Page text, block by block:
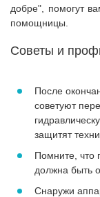
добре", помогут
помощницы.
Советы и
После
советуют
защитят
Помните, что
должна быть
Снаружи